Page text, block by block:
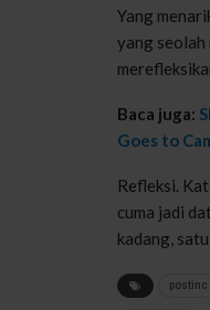
Yang
yang seolah
Baca juga:
Goes to
Refleksi.
cuma jadi
kadang,
postinc